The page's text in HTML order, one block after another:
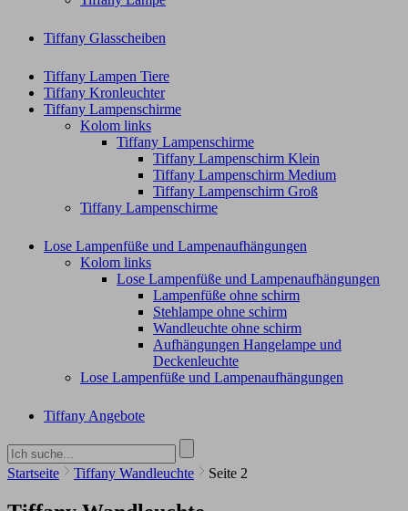
Tiffany Glasscheiben
Tiffany Lampen Tiere
Tiffany Kronleuchter
Tiffany Lampenschirme
Kolom links
Tiffany Lampenschirme
Tiffany Lampenschirm Klein​
Tiffany Lampenschirm Medium
Tiffany Lampenschirm Groß​
Tiffany Lampenschirme
Lose Lampenfüße und Lampenaufhängungen
Kolom links
Lose Lampenfüße und Lampenaufhängungen
Lampenfüße ohne schirm
Stehlampe ohne schirm
Wandleuchte ohne schirm
Aufhängungen Hangelampe und
Deckenleuchte
Lose Lampenfüße und Lampenaufhängungen
Tiffany Angebote
Startseite Tiffany Wandleuchte Seite 2